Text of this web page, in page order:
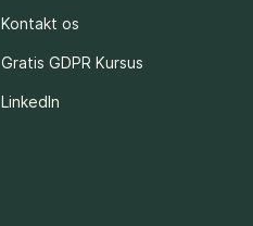
Kontakt os
Gratis GDPR Kursus
LinkedIn